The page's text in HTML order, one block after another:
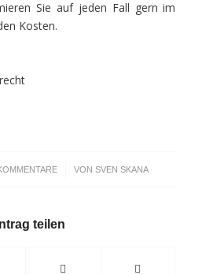
Sie auf jeden Fall gern im
Kosten.
/ VON SVEN SKANA
teilen